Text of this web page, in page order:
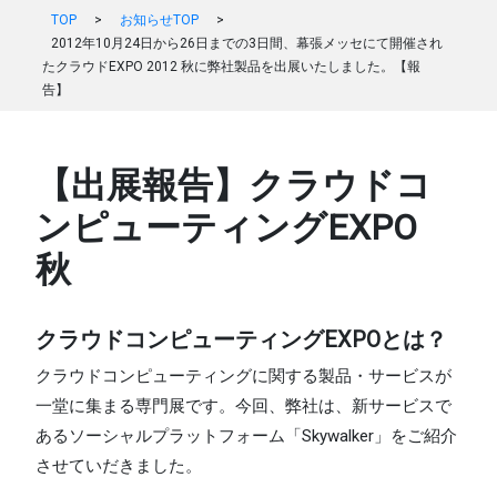
TOP > お知らせTOP
>
2012年10月24日から26日までの3日間、幕張メッセにて開催され
たクラウドEXPO 2012 秋に弊社製品を出展いたしました。【報
告】
【出展報告】クラウドコ
ンピューティングEXPO
秋
クラウドコンピューティングEXPOとは？
クラウドコンピューティングに関する製品・サービスが
一堂に集まる専門展です。今回、弊社は、新サービスで
あるソーシャルプラットフォーム「Skywalker」をご紹介
させていだきました。